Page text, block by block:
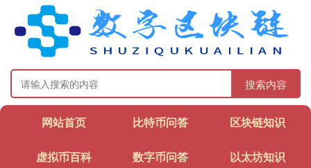
搜索内容
网站首页 比特币问答 区块链知识
虚拟币百科 数字币问答 以太坊知识